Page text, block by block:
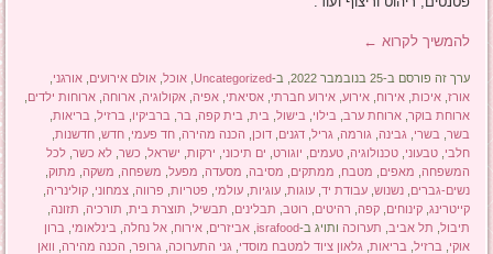
להמשיך לקרוא ←
ערך זה פורסם ב-25 בנובמבר 2022, ב- Uncategorized
,אוכל ,אולם אירועים ,אורגני
אורז ,איכות ,אירוח ,אירוע ,אירוע חברתי ,אסיאתי ,אפיה ,אקולוגיה ,ארוחה ,ארוחות ילדים
ארוחת בוקר ,ארוחת ערב בילוי בישול בית בית קפה בר ברביקיו ברזיל בריאות
בשר בשרי גבינה גורמה גריל ,דגנים ,דוכן הכנה מהירה ,חד פעמי ,חדש ,חדשנות
חלבי ,טבעוני ,טכנולוגיה ,טעמים יוגורט ים תיכוני ירקות ישראל כשר ,לא כשר ,לכל
המשפחה מאפים מטבח ממתקים מסיבה מסעדה מפעל משפחה משקה מתוק
נשים-גברים ,נשנוש ,עבודת יד ,עוגות ,עוגיות ,עולמי פטריות פרווה ,צמחוני ,קולינריה
קייטרינג ,קינוחים ,קפה רהיטים רוטב תבלינים תבשיל תוצרת בית תורכיה תזונה
תיבול תל אביב תערוכה ותויג ב-israfood
,אביזרים ,אירוח ,אל נחלה בינלאומי
ברון
אוקי
ברזיל בריאות גלאון ציוד למטבח מוסדי גני התערוכה גרופר הכנה מהירה וואן